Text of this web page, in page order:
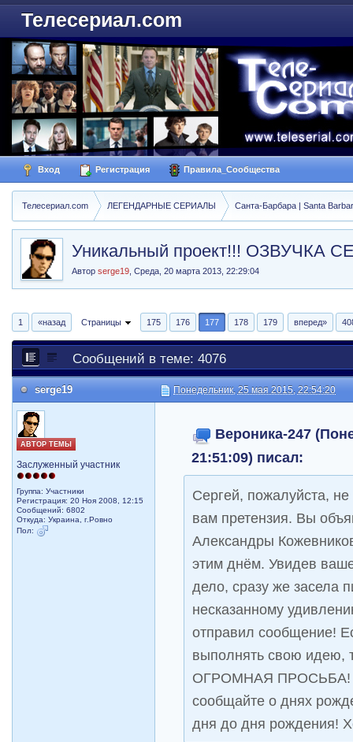
Телесериал.com
Вход Регистрация Правила_Сообщества
Телесериал.com ЛЕГЕНДАРНЫЕ СЕРИАЛЫ Санта-Барбара | Santa
Уникальный проект!!!
Авторserge19 ,Среда, 20 марта 2013, 22:29:04
1 «назад Страницы 175 176 177 178 179 вперед»
Сообщений в теме: 4076
serge19 Понедельник, 25 мая 2015, 22:54:20
АВТОР ТЕМЫ
Заслуженный участник
Группа: Участники
Регистрация: 20 Ноя 2008, 12:15
Сообщений: 6802
Откуда: Украина, г.Ровно
Пол:
Вероника-247
21:51:09) писал:
Сергей, пожалуйста,
вам претензия. Вы
Александры
этим днём. Увидев
дело, сразу же засела
несказанному
отправил сообщение!
выполнять свою идею,
ОГРОМНАЯ
сообщайте о днях
дня до дня рождения!